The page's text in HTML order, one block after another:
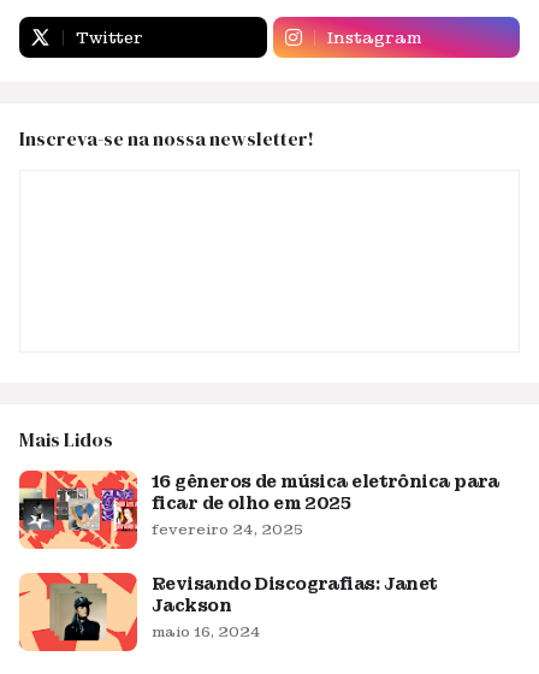
Twitter Instagram
Inscreva-se na nossa newsletter!
Mais Lidos
16 gêneros de música eletrônica para
ficar de olho em 2025
fevereiro 24, 2025
Revisando Discografias: Janet
Jackson
maio 16, 2024